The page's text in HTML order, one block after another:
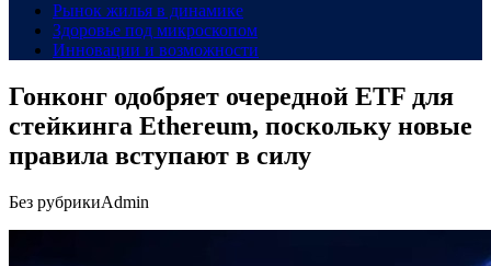
Рынок жилья в динамике
Здоровье под микроскопом
Инновации и возможности
Гонконг одобряет очередной ETF для
стейкинга Ethereum, поскольку новые
правила вступают в силу
Без рубрикиAdmin